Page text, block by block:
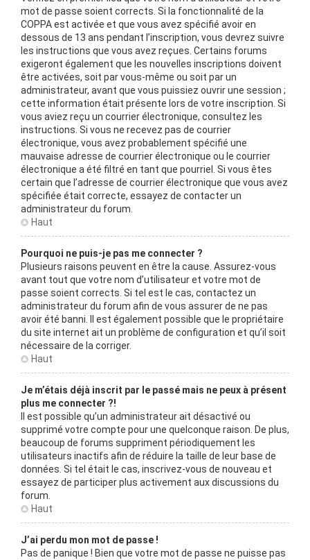
mot de passe soient corrects. Si la fonctionnalité de la
COPPA est activée et que vous avez spécifié avoir en
dessous de 13 ans pendant l’inscription, vous devrez suivre
les instructions que vous avez reçues. Certains forums
exigeront également que les nouvelles inscriptions doivent
être activées, soit par vous-même ou soit par un
administrateur, avant que vous puissiez ouvrir une session ;
cette information était présente lors de votre inscription. Si
vous aviez reçu un courrier électronique, consultez les
instructions. Si vous ne recevez pas de courrier
électronique, vous avez probablement spécifié une
mauvaise adresse de courrier électronique ou le courrier
électronique a été filtré en tant que pourriel. Si vous êtes
certain que l’adresse de courrier électronique que vous avez
spécifiée était correcte, essayez de contacter un
administrateur du forum.
Haut
Pourquoi ne puis-je pas me connecter ?
Plusieurs raisons peuvent en être la cause. Assurez-vous
avant tout que votre nom d’utilisateur et votre mot de
passe soient corrects. Si tel est le cas, contactez un
administrateur du forum afin de vous assurer de ne pas
avoir été banni. Il est également possible que le propriétaire
du site internet ait un problème de configuration et qu’il soit
nécessaire de la corriger.
Haut
Je m’étais déjà inscrit par le passé mais ne peux à présent
plus me connecter ?!
Il est possible qu’un administrateur ait désactivé ou
supprimé votre compte pour une quelconque raison. De plus,
beaucoup de forums suppriment périodiquement les
utilisateurs inactifs afin de réduire la taille de leur base de
données. Si tel était le cas, inscrivez-vous de nouveau et
essayez de participer plus activement aux discussions du
forum.
Haut
J’ai perdu mon mot de passe !
Pas de panique ! Bien que votre mot de passe ne puisse pas